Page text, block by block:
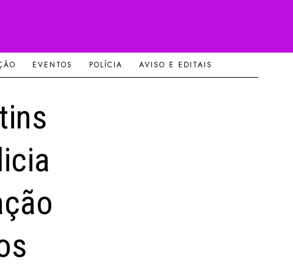
EVENTOS POLÍCIA AVISO E EDITAIS